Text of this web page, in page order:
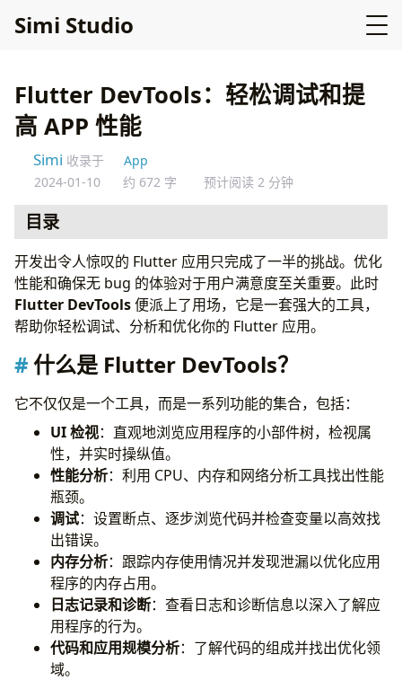
Simi Studio
Flutter DevTools：轻松调试和提
高 APP 性能
Simi 收录于
App
2024-01-10
约 672 字 预计阅读 2 分钟
目录
什么是 Flutter DevTools？
为什么使用 Flutter DevTools？
提升你的开发工作流程
提高应用质量
准备了解更多内容？
开发出令人惊叹的 Flutter 应用只完成了一半的挑战。优化
性能和确保无 bug 的体验对于用户满意度至关重要。此时
Flutter DevTools便派上了用场，它是一套强大的工具，
帮助你轻松调试、分析和优化你的 Flutter 应用。
什么是 Flutter DevTools？
它不仅仅是一个工具，而是一系列功能的集合，包括：
UI 检视：直观地浏览应用程序的小部件树，检视属
性，并实时操纵值。
性能分析：利用 CPU、内存和网络分析工具找出性能
瓶颈。
调试：设置断点、逐步浏览代码并检查变量以高效找
出错误。
内存分析：跟踪内存使用情况并发现泄漏以优化应用
程序的内存占用。
日志记录和诊断：查看日志和诊断信息以深入了解应
用程序的行为。
代码和应用规模分析：了解代码的组成并找出优化领
域。